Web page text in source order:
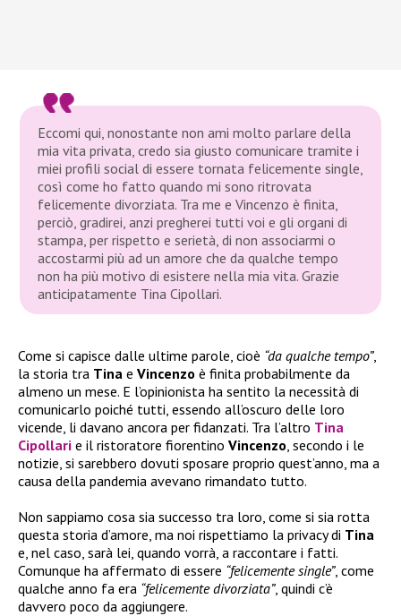
Eccomi qui, nonostante non ami molto parlare della
mia vita privata, credo sia giusto comunicare tramite i
miei profili social di essere tornata felicemente single,
così come ho fatto quando mi sono ritrovata
felicemente divorziata. Tra me e Vincenzo è finita,
perciò, gradirei, anzi pregherei tutti voi e gli organi di
stampa, per rispetto e serietà, di non associarmi o
accostarmi più ad un amore che da qualche tempo
non ha più motivo di esistere nella mia vita. Grazie
anticipatamente Tina Cipollari.
Come si capisce dalle ultime parole, cioè “da qualche tempo”,
la storia tra Tina e Vincenzo è finita probabilmente da
almeno un mese. E l’opinionista ha sentito la necessità di
comunicarlo poiché tutti, essendo all’oscuro delle loro
vicende, li davano ancora per fidanzati. Tra l’altro Tina
Cipollari e il ristoratore fiorentino Vincenzo , secondo i le
notizie, si sarebbero dovuti sposare proprio quest’anno, ma a
causa della pandemia avevano rimandato tutto.
Non sappiamo cosa sia successo tra loro, come si sia rotta
questa storia d’amore, ma noi rispettiamo la privacy di Tina
e, nel caso, sarà lei, quando vorrà, a raccontare i fatti.
Comunque ha affermato di essere “felicemente single”, come
qualche anno fa era “felicemente divorziata”, quindi c’è
davvero poco da aggiungere.